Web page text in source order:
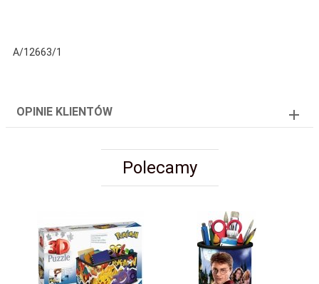
A/12663/1
OPINIE KLIENTÓW
Polecamy